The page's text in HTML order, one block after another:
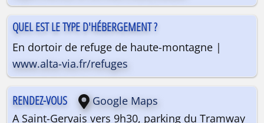
QUEL EST LE TYPE D'HÉBERGEMENT ?
En dortoir de refuge de haute-montagne |
www.alta-via.fr/refuges
RENDEZ-VOUS
Google Maps
A Saint-Gervais vers 9h30, parking du Tramway